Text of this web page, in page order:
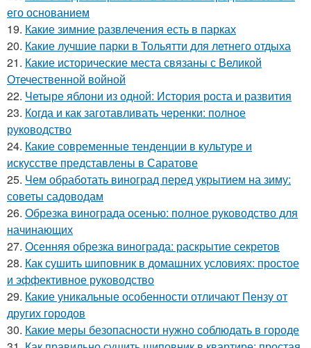
его основанием
19. Какие зимние развлечения есть в парках
20. Какие лучшие парки в Тольятти для летнего отдыха
21. Какие исторические места связаны с Великой
Отечественной войной
22. Четыре яблони из одной: История роста и развития
23. Когда и как заготавливать черенки: полное
руководство
24. Какие современные тенденции в культуре и
искусстве представлены в Саратове
25. Чем обработать виноград перед укрытием на зиму:
советы садоводам
26. Обрезка винограда осенью: полное руководство для
начинающих
27. Осенняя обрезка винограда: раскрытие секретов
28. Как сушить шиповник в домашних условиях: простое
и эффективное руководство
29. Какие уникальные особенности отличают Пензу от
других городов
30. Какие меры безопасности нужно соблюдать в городе